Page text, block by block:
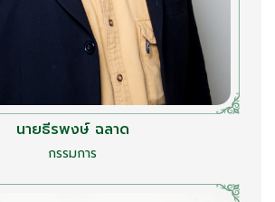
นายธีรพงษ์ ฉลาด
กรรมการ